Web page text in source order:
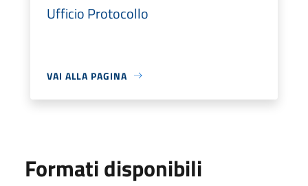
Ufficio Protocollo
VAI ALLA PAGINA
Formati disponibili